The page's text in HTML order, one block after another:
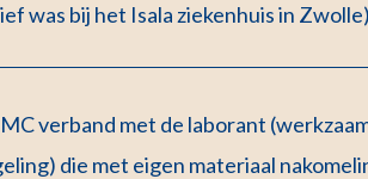
was bij het Isala ziekenhuis in
verband met de laborant
die met eigen materiaal